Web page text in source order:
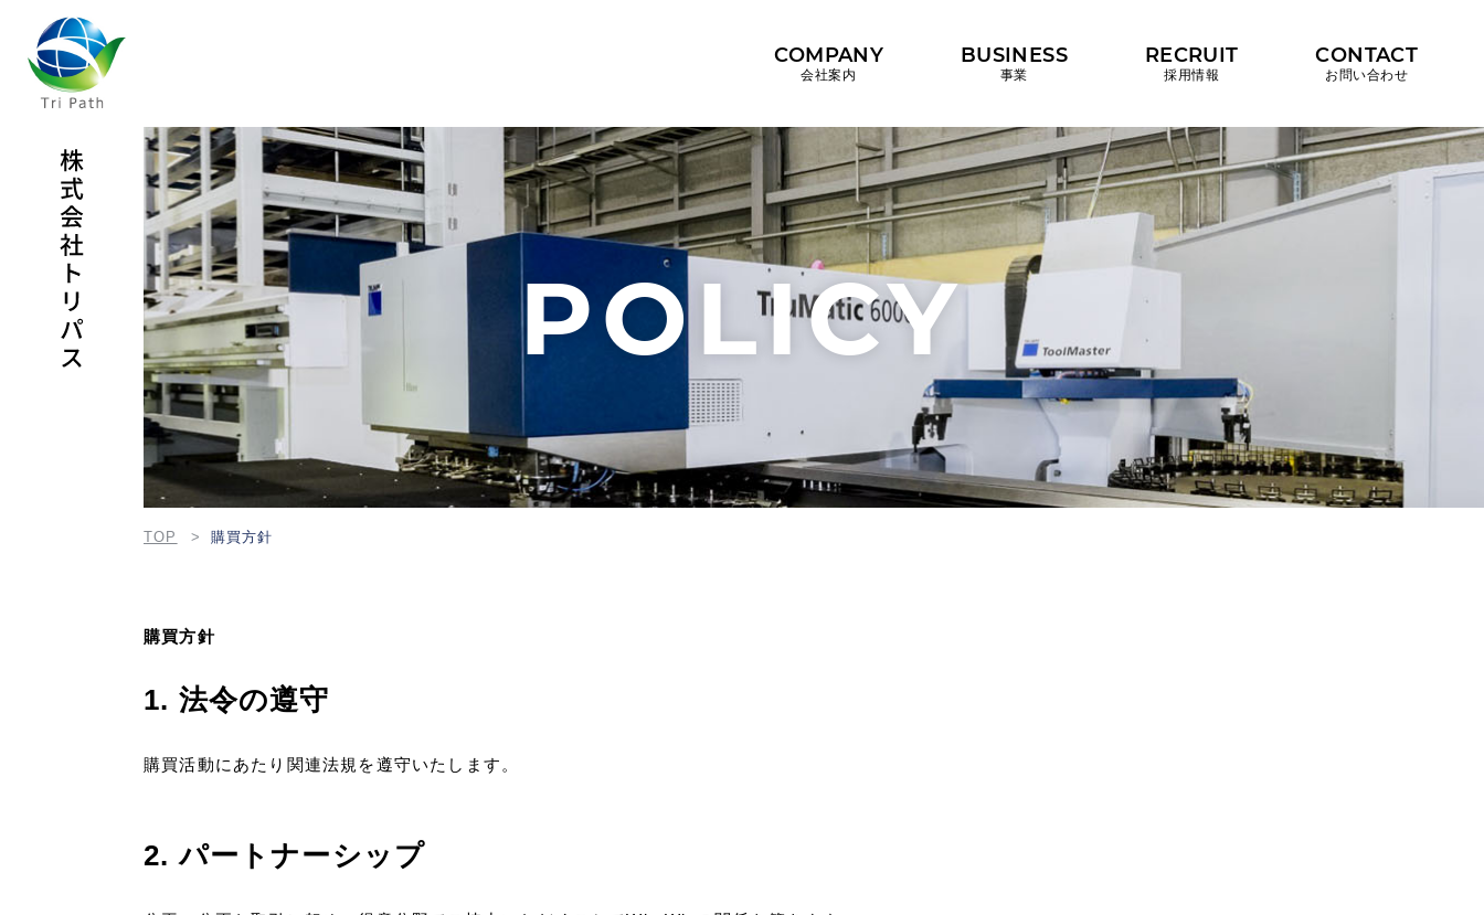
COMPANY
会社案内
BUSINESS
事業
RECRUIT
採用情報
CONTACT
お問い合わせ
POLICY
TOP 購買方針
購買方針
1. 法令の遵守
購買活動にあたり関連法規を遵守いたします。
2. パートナーシップ